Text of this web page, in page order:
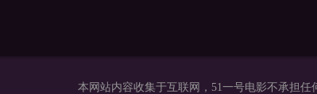
本网站内容收集于互联网，51一号电影不承担任